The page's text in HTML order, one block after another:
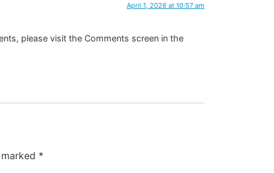
April 1, 2026 at 10:57 am
please visit the Comments screen in the
*